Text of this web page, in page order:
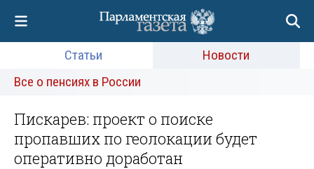
Статьи
Новости
Все о пенсиях в России
Пискарев: проект о поиске
пропавших по геолокации будет
оперативно доработан